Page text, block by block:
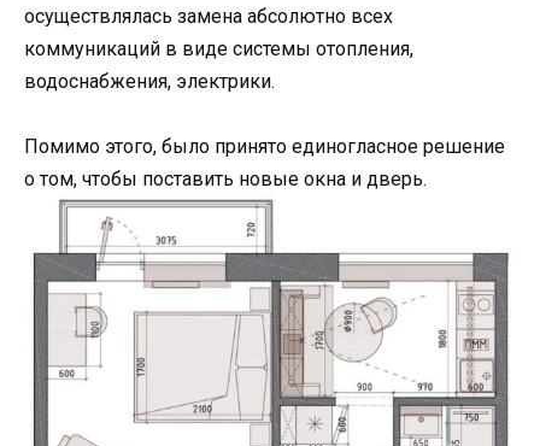
осуществлялась замена абсолютно всех
коммуникаций в виде системы отопления,
водоснабжения, электрики.
Помимо этого, было принято единогласное решение
о том, чтобы поставить новые окна и дверь.